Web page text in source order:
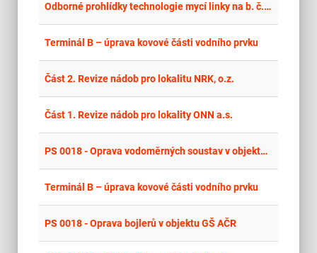
Odborné prohlídky technologie mycí linky na b. č. 60 Letecká kasárna Prostějov
Terminál B – úprava kovové části vodního prvku
Část 2. Revize nádob pro lokalitu NRK, o.z.
Část 1. Revize nádob pro lokality ONN a.s.
PS 0018 - Oprava vodoměrných soustav v objektu GŠ AČR
Terminál B – úprava kovové části vodního prvku
PS 0018 - Oprava bojlerů v objektu GŠ AČR